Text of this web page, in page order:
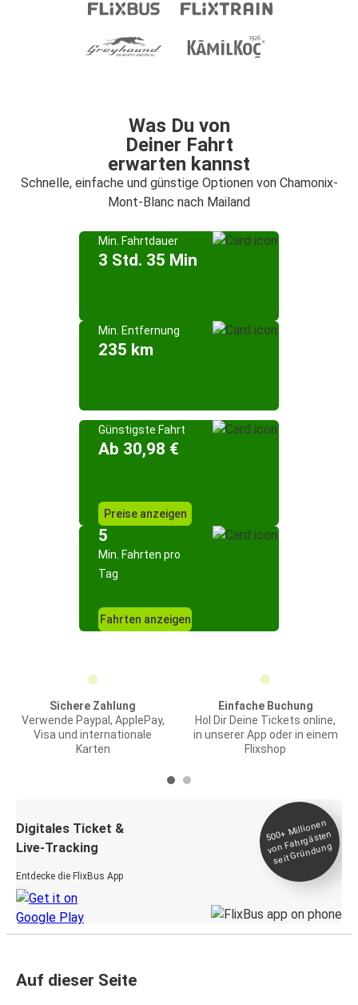
Was Du von
Deiner Fahrt
erwarten kannst
Schnelle, einfache und günstige Optionen von Chamonix-
Mont-Blanc nach Mailand
Min. Fahrtdauer
3 Std. 35 Min
Min. Entfernung
235 km
Günstigste Fahrt
Ab 30,98 €
Preise anzeigen
5
Min. Fahrten pro
Tag
Fahrten anzeigen
Sichere Zahlung
Verwende Paypal, ApplePay,
Visa und internationale
Karten
Einfache Buchung
Hol Dir Deine Tickets online,
in unserer App oder in einem
Flixshop
Digitales Ticket &
Live-Tracking
Entdecke die FlixBus App
500+
Millionen
von Fahrgästen
seit
Gründung
Auf dieser Seite